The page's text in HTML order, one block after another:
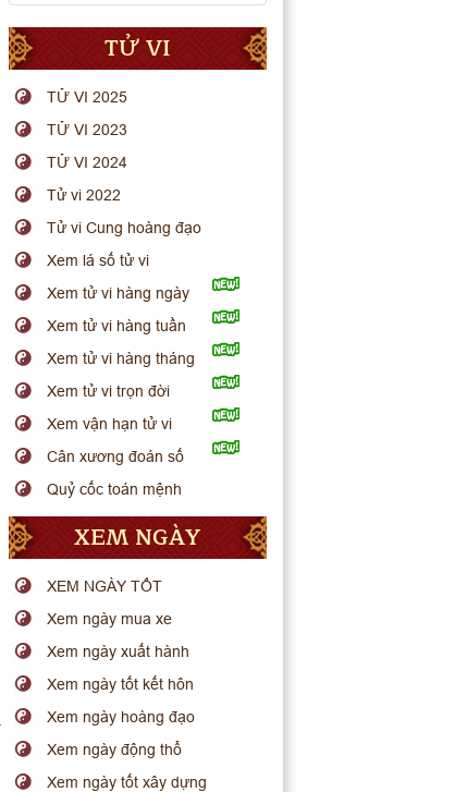
TỬ VI
TỬ VI 2025
TỬ VI 2023
TỬ VI 2024
Tử vi 2022
Tử vi Cung hoàng đạo
Xem lá số tử vi
Xem tử vi hàng ngày
Xem tử vi hàng tuần
Xem tử vi hàng tháng
Xem tử vi trọn đời
Xem vận hạn tử vi
Cân xương đoán số
Quỷ cốc toán mệnh
XEM NGÀY
XEM NGÀY TỐT
Xem ngày mua xe
Xem ngày xuất hành
Xem ngày tốt kết hôn
Xem ngày hoàng đạo
Xem ngày động thổ
Xem ngày tốt xây dựng